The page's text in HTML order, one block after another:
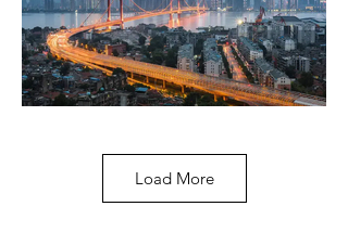
Load More